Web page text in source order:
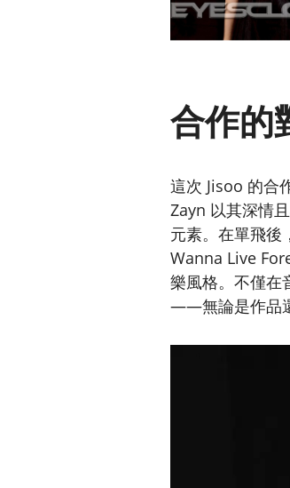
合作的
這次 Jisoo 的合
Zayn 以其深情
元素。在單飛後
Wanna Live
樂風格。不僅在
——無論是作品